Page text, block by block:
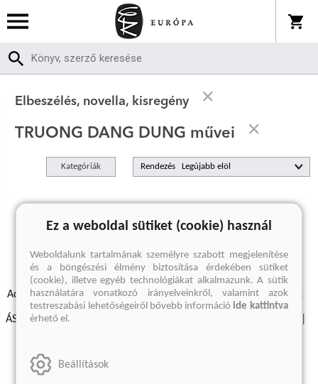
Elbeszélés, novella, kisregény
TRUONG DANG DUNG művei
Kategóriák Rendezés
A keresett kifejezésre nincs találat
Adatvédelmi szabályzatok Elállási felmondási nyilatkozat
ÁSZF - Vásárlási feltételek
Ez a weboldal sütiket (cookie) használ
Weboldalunk tartalmának személyre szabott megjelenítése
és a böngészési élmény biztosítása érdekében sütiket
(cookie), illetve egyéb technológiákat alkalmazunk. A sütik
használatára vonatkozó irányelveinkről, valamint azok
testreszabási lehetőségeiről bővebb információide kattintva
érhető el.
Beállítások